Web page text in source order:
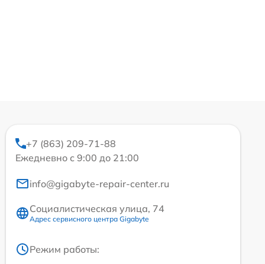
+7 (863) 209-71-88
Ежедневно с 9:00 до 21:00
info@gigabyte-repair-center.ru
Социалистическая улица, 74
Адрес сервисного центра Gigabyte
Режим работы: